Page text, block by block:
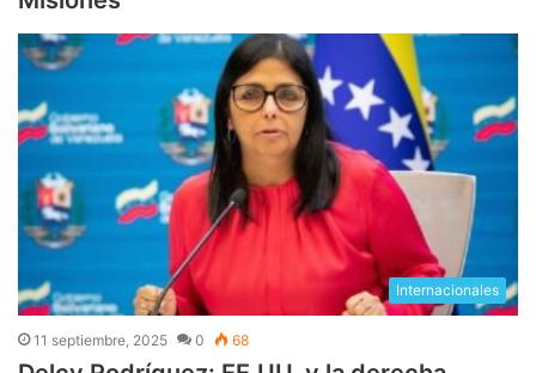
Internacionales
11 septiembre, 2025 0 68